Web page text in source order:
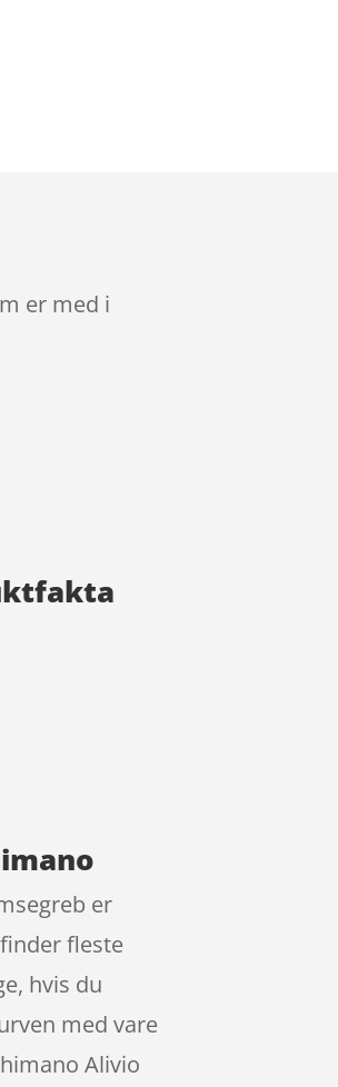
er med i
er
fleste
hvis du
med vare
Alivio